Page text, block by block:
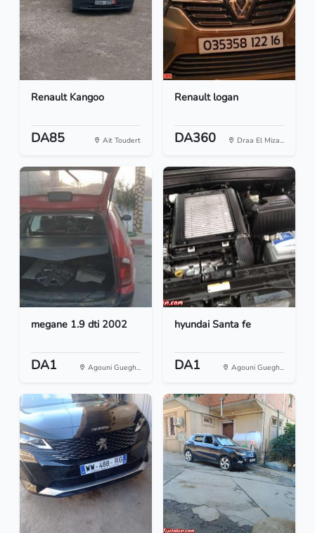
Renault Kangoo
DA85 Ait Toudert
Renault logan
DA360 Draa El Miza...
megane 1.9 dti 2002
DA1 Agouni Guegh...
hyundai Santa fe
DA1 Agouni Guegh...